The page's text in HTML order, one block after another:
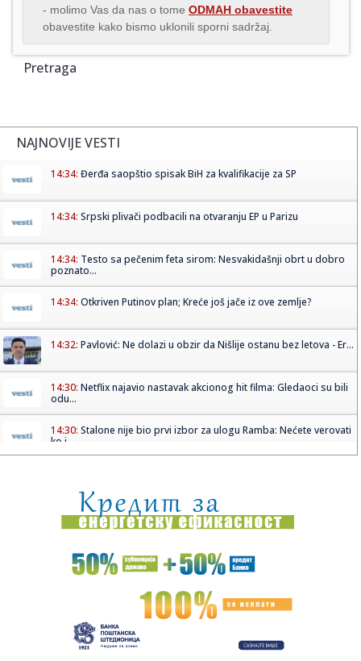
- molimo Vas da nas o tome ODMAH obavestite
obavestite kako bismo uklonili sporni sadržaj.
Pretraga
NAJNOVIJE VESTI
14:34: Đerđa saopštio spisak BiH za kvalifikacije za SP
14:34: Srpski plivači podbacili na otvaranju EP u Parizu
14:34: Testo sa pečenim feta sirom: Nesvakidašnji obrt u dobro
poznato...
14:34: Otkriven Putinov plan; Kreće još jače iz ove zemlje?
14:32: Pavlović: Ne dolazi u obzir da Nišlije ostanu bez letova - Er...
14:30: Netflix najavio nastavak akcionog hit filma: Gledaoci su bili
odu...
14:30: Stalone nije bio prvi izbor za ulogu Ramba: Nećete verovati
ko j...
14:27:Uroš Nikolić stigao u Čukarički
14:27:Najbolji kad je najteže – Sinančević u finalu EP!
Uhapšena zbog krađe minđuše - strgnula je baki iz uha
14:25:Svetska tražnja za zlatom raste – tržište vredno 380